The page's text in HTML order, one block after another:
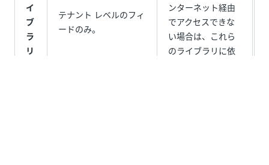
イ
ブ
ラ
リ
テナント レベルのフィ
ードのみ。
ンターネット経由
でアクセスできな
い場合は、これら
のライブラリに依